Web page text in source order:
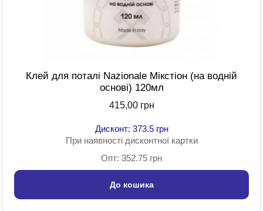
Клей для поталі Nazionale Мікстіон (на водній
основі) 120мл
415,00 грн
Дисконт: 373.5 грн
При наявності дисконтної картки
Опт: 352.75 грн
До кошика